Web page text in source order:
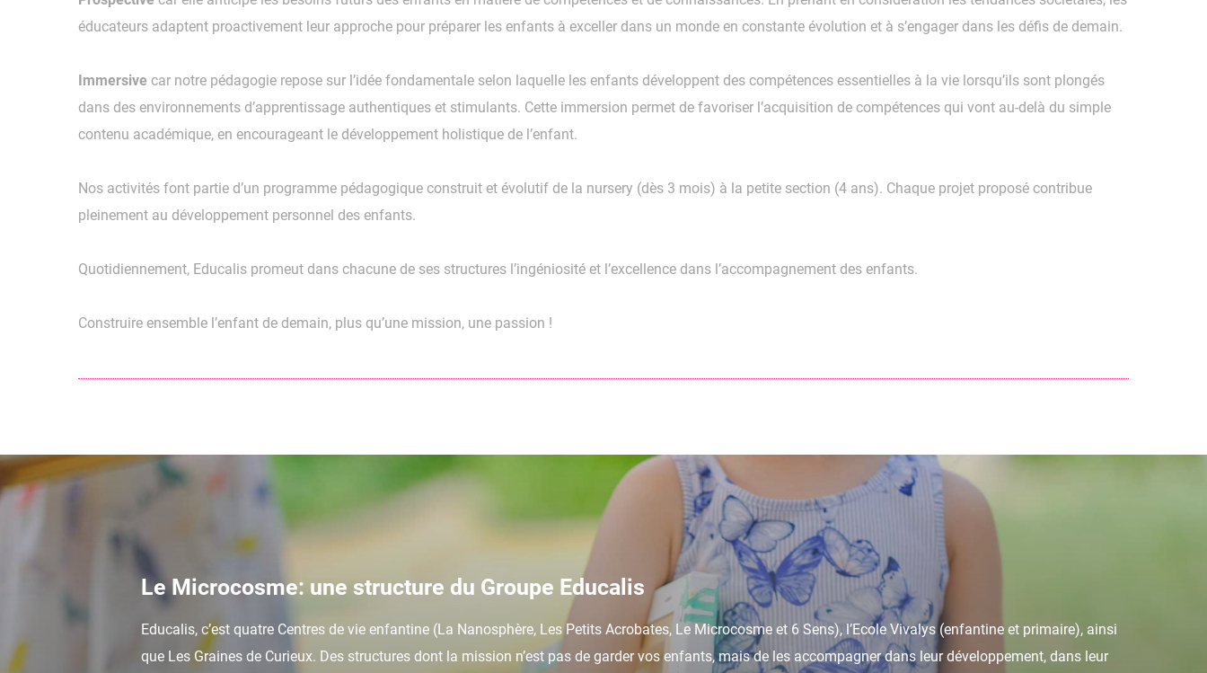
éducateurs adaptent proactivement leur approche pour préparer les enfants à exceller dans un monde en constante évolution et à s’engager dans les défis de demain.
Immersive car notre pédagogie repose sur l’idée fondamentale selon laquelle les enfants développent des compétences essentielles à la vie lorsqu’ils sont plongés
dans des environnements d’apprentissage authentiques et stimulants. Cette immersion permet de favoriser l’acquisition de compétences qui vont au-delà du simple
contenu académique, en encourageant le développement holistique de l’enfant.
Nos activités font partie d’un programme pédagogique construit et évolutif de la nursery (dès 3 mois) à la petite section (4 ans). Chaque projet proposé contribue
pleinement au développement personnel des enfants.
Quotidiennement, Educalis promeut dans chacune de ses structures l’ingéniosité et l’excellence dans l’accompagnement des enfants.
Construire ensemble l’enfant de demain, plus qu’une mission, une passion !
Le Microcosme: une structure du Groupe Educalis
Educalis, c’est quatre Centres de vie enfantine (La Nanosphère, Les Petits Acrobates, Le Microcosme et 6 Sens), l’Ecole Vivalys (enfantine et primaire), ainsi
que Les Graines de Curieux. Des structures dont la mission n’est pas de garder vos enfants, mais de les accompagner dans leur développement, dans leur